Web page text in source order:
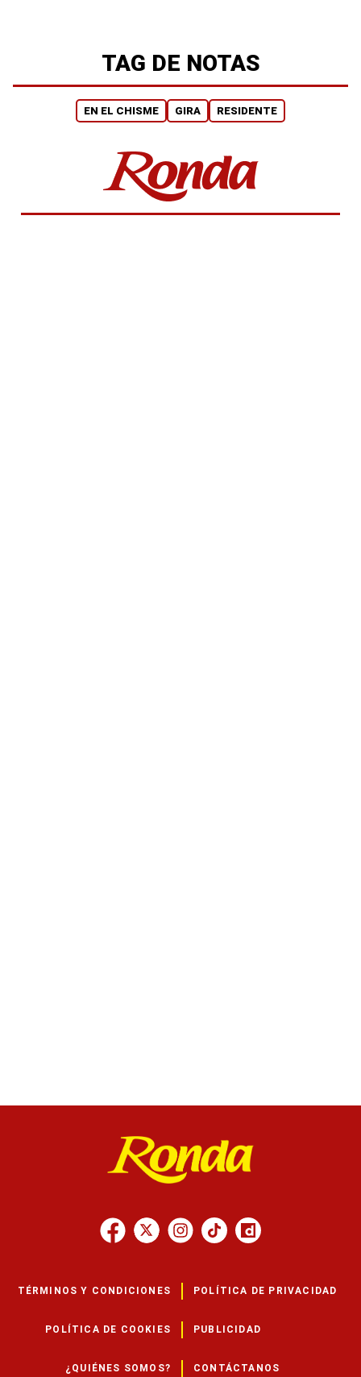
TAG DE NOTAS
EN EL CHISME GIRA RESIDENTE
TÉRMINOS Y CONDICIONES POLÍTICA DE PRIVACIDAD
POLÍTICA DE COOKIES PUBLICIDAD
¿QUIÉNES SOMOS? CONTÁCTANOS